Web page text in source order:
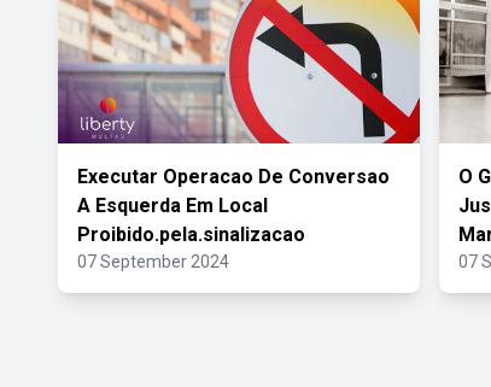
Executar Operacao De Conversao
A Esquerda Em Local
Proibido.pela.sinalizacao
07 September 2024
O
07